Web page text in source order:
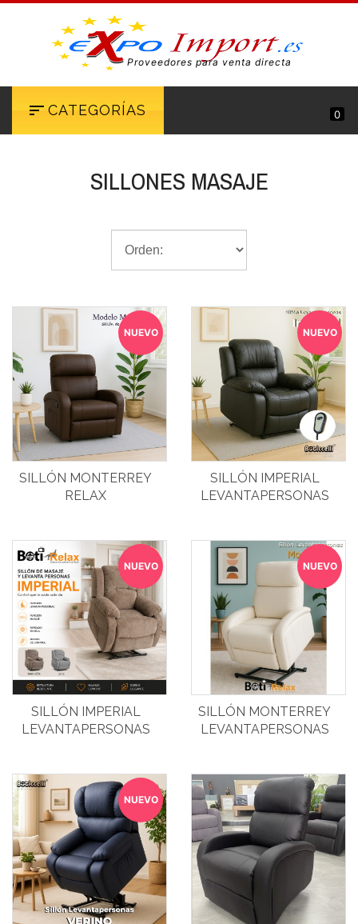
Proveedores para venta directa
CATEGORÍAS 0
SILLONES MASAJE
NUEVO
SILLÓN MONTERREY
RELAX
NUEVO
SILLÓN IMPERIAL
LEVANTAPERSONAS
NUEVO
SILLÓN IMPERIAL
LEVANTAPERSONAS
NUEVO
SILLÓN MONTERREY
LEVANTAPERSONAS
NUEVO